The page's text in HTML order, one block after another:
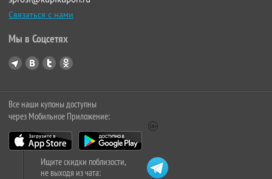
Связаться с нами
Мы в Соцсетях
Все наши купоны доступны
через Мобильное Приложение:
Ищите скидки поблизости,
не выходя из чата: